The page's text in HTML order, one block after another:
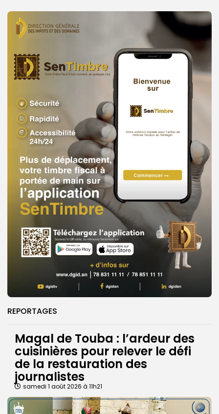
REPORTAGES
Magal de Touba : l’ardeur des
cuisinières pour relever le défi
de la restauration des
journalistes
samedi 1 août 2026 à 11h21